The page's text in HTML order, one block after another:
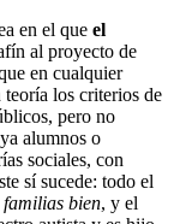
en el que el
al proyecto de
en cualquier
teoría los criterios de
pero no
alumnos o
sociales, con
sí sucede: todo el
familias bien, y el